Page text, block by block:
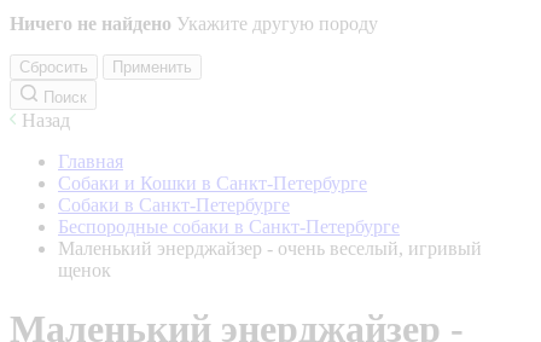
Ничего не найдено Укажите другую породу
Сбросить
Применить
Поиск
Назад
Главная
Собаки и Кошки в Санкт-Петербурге
Собаки в Санкт-Петербурге
Беспородные собаки в Санкт-Петербурге
Маленький энерджайзер - очень веселый, игривый
щенок
Маленький энерджайзер -